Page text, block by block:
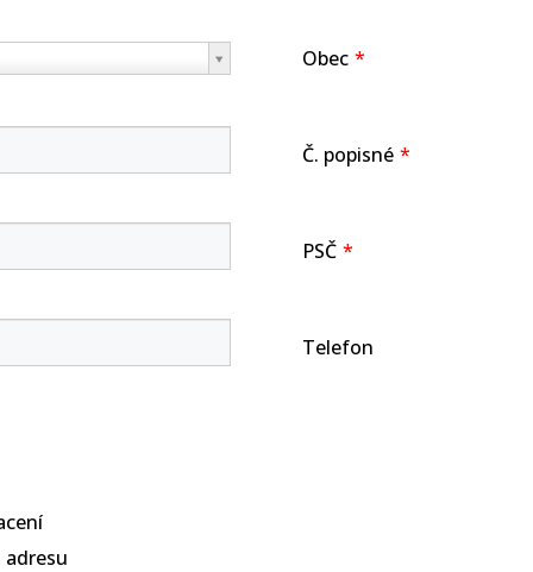
Obec
Č. popisné
PSČ
Telefon